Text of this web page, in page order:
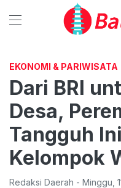
EKONOMI & PARIWISATA
Dari BRI
Desa,
Tangguh
Kelompok
Redaksi Daerah - Minggu